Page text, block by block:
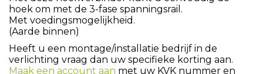
hoek om met de 3-fase spanningsrail.
Met voedingsmogelijkheid.
(Aarde binnen)
Heeft u een montage/installatie bedrijf in de
verlichting vraag dan uw specifieke korting aan.
Maak een account aan met uw KVK nummer en